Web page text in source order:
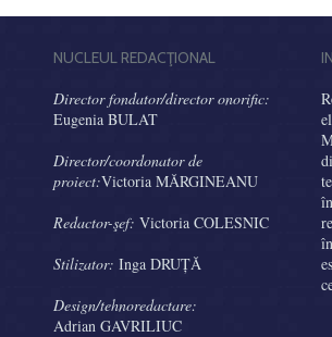
NUCLEUL REDACŢIONAL
Director fondator/director onorific:
Eugenia BULAT
Director/coordonator de
proiect:Victoria MĂRGINEANU
Redactor-şef: Victoria COLESNIC
Stilizator: Inga DRUȚĂ
Design/tehnoredactare:
Adrian GAVRILIUC